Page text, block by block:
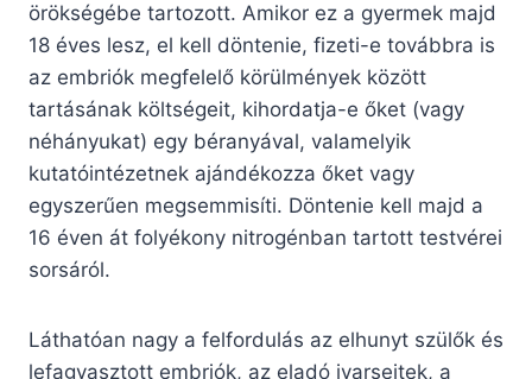
örökségébe tartozott. Amikor ez a gyermek majd
18 éves lesz, el kell döntenie, fizeti-e továbbra is
az embriók megfelelő körülmények között
tartásának költségeit, kihordatja-e őket (vagy
néhányukat) egy béranyával, valamelyik
kutatóintézetnek ajándékozza őket vagy
egyszerűen megsemmisíti. Döntenie kell majd a
16 éven át folyékony nitrogénban tartott testvérei
sorsáról.
Láthatóan nagy a felfordulás az elhunyt szülők és
lefagyasztott embriók, az eladó ivarsejtek, a